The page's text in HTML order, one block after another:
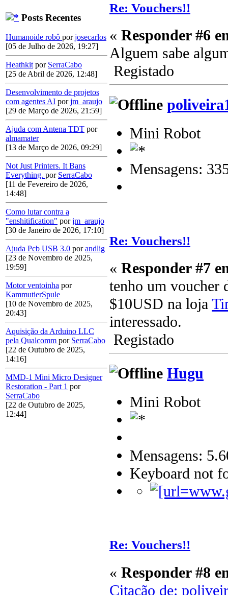
Posts Recentes
Humanoide robô porjosecarlos
[05 de Julho de 2026, 19:27]
Heathkit por SerraCabo
[25 de Abril de 2026, 12:48]
Desenvolvimento de projetos
com agentes AI porjm_araujo
[29 de Março de 2026, 21:59]
Ajuda com Antena TDT por
almamater
[13 de Março de 2026, 09:29]
Not Just Printers. It Bans
Everything. por SerraCabo
[11 de Fevereiro de 2026,
14:48]
Como lutar contra a
"enshitification" porjm_araujo
[30 de Janeiro de 2026, 17:10]
Ajuda Pcb USB 3.0 porandlig
[23 de Novembro de 2025,
19:59]
Motor ventoinha por
KammutierSpule
[10 de Novembro de 2025,
20:43]
Aquisição da Arduino LLC
pela Qualcomm por SerraCabo
[22 de Outubro de 2025,
14:16]
MMD-1 Mini Micro Designer
Restoration - Part 1 por
SerraCabo
[22 de Outubro de 2025,
12:44]
Re: Vouchers!!
« Responder #6
Alguem sabe
Registado
Mini Robot
Mensagens:
Re: Vouchers!!
« Responder #7
tenho um voucher
$10USD na loja
interessado.
Registado
Hugu
Mini Robot
Mensagens:
Keyboard not
Re: Vouchers!!
« Responder #8
Citação de: